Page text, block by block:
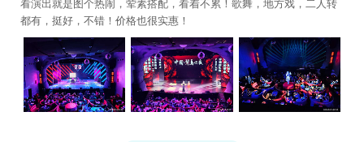
看演出就是图个热闹，荤素搭配，看着不累！歌舞，地方戏，二人转
都有，挺好，不错！价格也很实惠！